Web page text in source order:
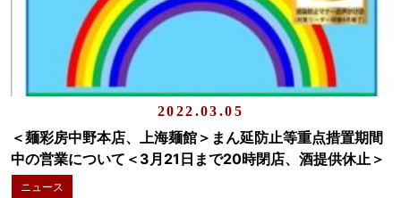
2022.03.05
＜麺彩房中野本店、上海麺館＞まん延防止等重点措置期間
中の営業について＜3月21日まで20時閉店、酒提供休止＞
ニュース